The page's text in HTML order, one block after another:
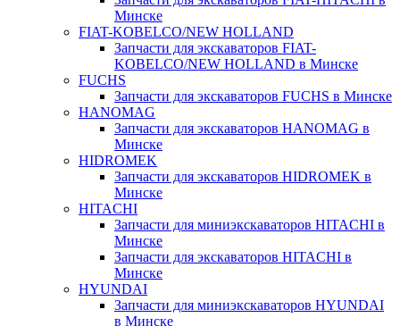
Минске
FIAT-KOBELCO/NEW HOLLAND
Запчасти для экскаваторов FIAT-
KOBELCO/NEW HOLLAND в Минске
FUCHS
Запчасти для экскаваторов FUCHS в Минске
HANOMAG
Запчасти для экскаваторов HANOMAG в
Минске
HIDROMEK
Запчасти для экскаваторов HIDROMEK в
Минске
HITACHI
Запчасти для миниэкскаваторов HITACHI в
Минске
Запчасти для экскаваторов HITACHI в
Минске
HYUNDAI
Запчасти для миниэкскаваторов HYUNDAI
в Минске